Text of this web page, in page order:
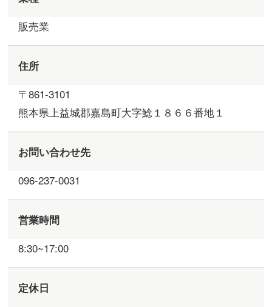
販売業
住所
〒861-3101
熊本県上益城郡嘉島町大字鯰１８６６番地１
お問い合わせ先
096-237-0031
営業時間
8:30~17:00
定休日